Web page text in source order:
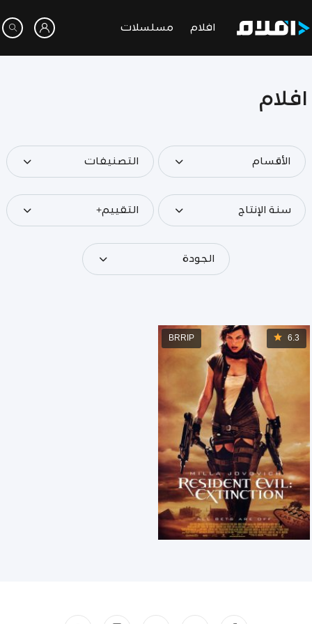
افلام مسلسلات
افلام
الأقسام التصنيفات
سنة الإنتاج التقييم+
الجودة
6.3
BRRIP